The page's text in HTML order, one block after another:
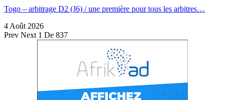
Togo – arbitrage D2 (J6) / une première pour tous les arbitres…
4 Août 2026
Prev Next 1 De 837